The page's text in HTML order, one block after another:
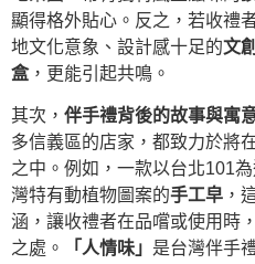
顯得格外貼心。反之，若收禮
地文化意象、設計感十足的文
盒，更能引起共鳴。
其次， 伴手禮背後的故事與寓
多信義區的店家，都致力於將
之中。例如，一款以台北101
灣特有動植物圖案的手工皁 ，
涵，讓收禮者在品嚐或使用時
之處。
「人情味」 是台灣伴手